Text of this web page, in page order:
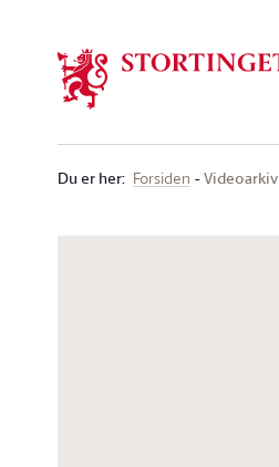
Du er her: Forsiden Videoarkiv